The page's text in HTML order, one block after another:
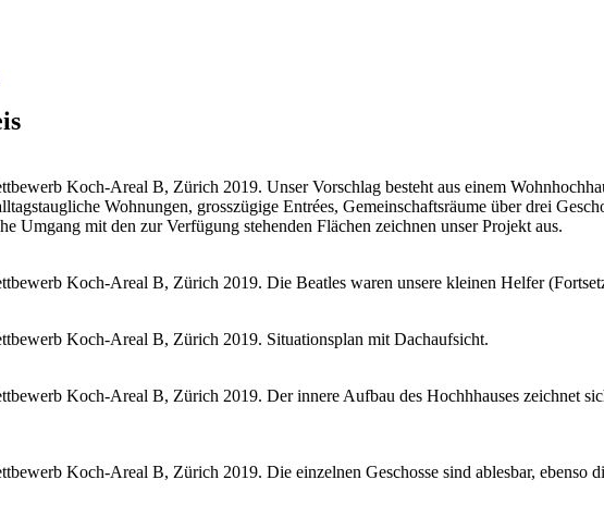
Koch-Areal B, Zürich 2019. Unser Vorschlag besteht aus einem
Wohnungen, grosszügige Entrées, Gemeinschaftsräume über drei
Umgang mit den zur Verfügung stehenden Flächen zeichnen unser Projekt aus.
Koch-Areal B, Zürich 2019. Die Beatles waren unsere kleinen Helfer
Koch-Areal B, Zürich 2019. Situationsplan mit Dachaufsicht.
Koch-Areal B, Zürich 2019. Der innere Aufbau des Hochhhauses zeichnet
Koch-Areal B, Zürich 2019. Die einzelnen Geschosse sind ablesbar, ebenso